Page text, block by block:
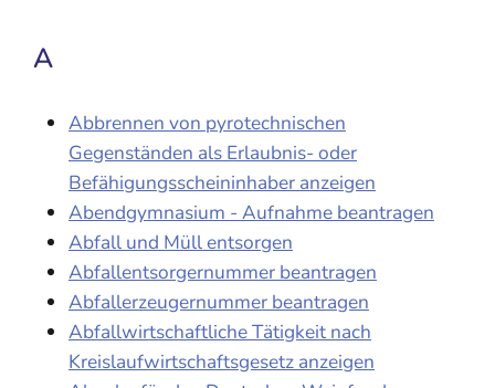
A
Abbrennen von pyrotechnischen
Gegenständen als Erlaubnis- oder
Befähigungsscheininhaber anzeigen
Abendgymnasium - Aufnahme beantragen
Abfall und Müll entsorgen
Abfallentsorgernummer beantragen
Abfallerzeugernummer beantragen
Abfallwirtschaftliche Tätigkeit nach
Kreislaufwirtschaftsgesetz anzeigen